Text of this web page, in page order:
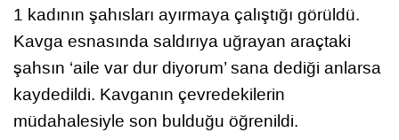
1 kadının şahısları ayırmaya çalıştığı görüldü.
Kavga esnasında saldırıya uğrayan araçtaki
şahsın ‘aile var dur diyorum’ sana dediği anlarsa
kaydedildi. Kavganın çevredekilerin
müdahalesiyle son bulduğu öğrenildi.